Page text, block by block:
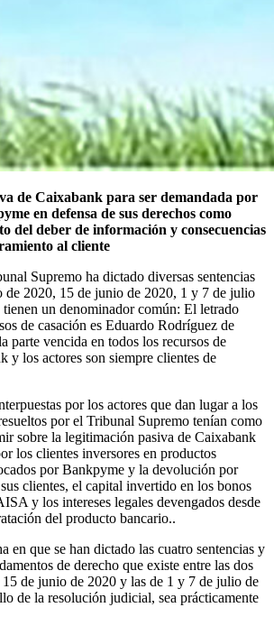
de Caixabank para ser demandada por
en defensa de sus derechos como
del deber de información y consecuencias
al cliente
Supremo ha dictado diversas sentencias
de 2020, 15 de junio de 2020, 1 y 7 de julio
un denominador común: El letrado
de casación es Eduardo Rodríguez de
parte vencida en todos los recursos de
y los actores son siempre clientes de
por los actores que dan lugar a los
por el Tribunal Supremo tenían como
sobre la legitimación pasiva de Caixabank
los clientes inversores en productos
por Bankpyme y la devolución por
clientes, el capital invertido en los bonos
y los intereses legales devengados desde
del producto bancario..
en que se han dictado las cuatro sentencias y
de derecho que existe entre las dos
de junio de 2020 y las de 1 y 7 de julio de
de la resolución judicial, sea prácticamente